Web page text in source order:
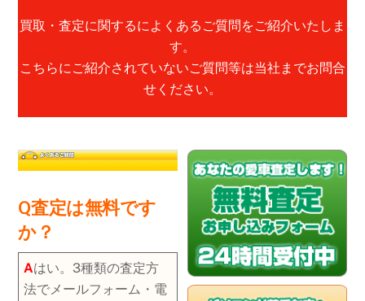
買取・査定に関するによくあるご質問をご紹介いたしま
す。
こちらにご紹介されていないご質問等は当社までお問合
せください。
Q査定は無料です
か？
Aはい。3種類の査定方
法でメールフォーム・電